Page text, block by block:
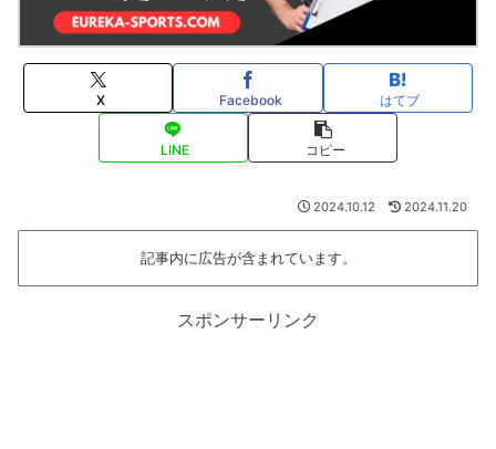
X Facebook はてブ
LINE コピー
2024.10.12 2024.11.20
記事内に広告が含まれています。
スポンサーリンク